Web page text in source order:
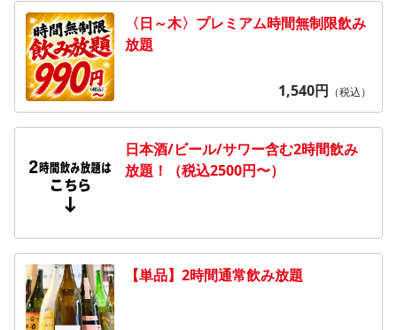
〈日～木〉プレミアム時間無制限飲み
放題
1,540円 （税込）
日本酒/ビール/サワー含む2時間飲み
放題！（税込2500円〜）
【単品】2時間通常飲み放題